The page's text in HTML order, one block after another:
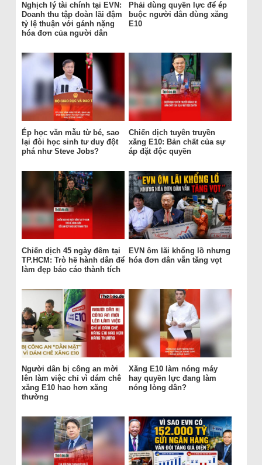
Nghịch lý tài chính tại EVN:
Doanh thu tập đoàn lãi đậm
tỷ lệ thuận với gánh nặng
hóa đơn của người dân
Phải dùng quyền lực để ép
buộc người dân dùng xăng
E10
Ép học văn mẫu từ bé, sao
lại đòi học sinh tư duy đột
phá như Steve Jobs?
Chiến dịch tuyên truyền
xăng E10: Bản chất của sự
áp đặt độc quyền
Chiến dịch 45 ngày đêm tại
TP.HCM: Trò hề hành dân để
làm đẹp báo cáo thành tích
EVN ôm lãi khổng lồ nhưng
hóa đơn dân vẫn tăng vọt
Người dân bị công an mời
lên làm việc chỉ vì dám chê
xăng E10 hao hơn xăng
thường
Xăng E10 làm nóng máy
hay quyền lực đang làm
nóng lòng dân?